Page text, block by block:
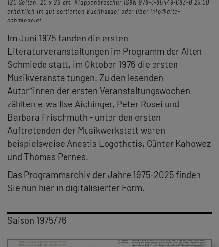
120 Seiten, 20 x 26 cm, Klappenbroschur ISBN 978-3-85449-683-0 25,00
erhältlich im gut sortierten Buchhandel oder über info@alte-
schmiede.at
Im Juni 1975 fanden die ersten
Literaturveranstaltungen im Programm der Alten
Schmiede statt, im Oktober 1976 die ersten
Musikveranstaltungen. Zu den lesenden
Autor*innen der ersten Veranstaltungswochen
zählten etwa Ilse Aichinger, Peter Rosei und
Barbara Frischmuth - unter den ersten
Auftretenden der Musikwerkstatt waren
beispielsweise Anestis Logothetis, Günter Kahowez
und Thomas Pernes.
Das Programmarchiv der Jahre 1975-2025 finden
Sie nun hier in digitalisierter Form.
Saison 1975/76